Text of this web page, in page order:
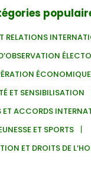
RELATIONS
ÉCONOMIQUE
ET SENSIBILISATION
ET ACCORDS
ET SPORTS
ET DROITS DE